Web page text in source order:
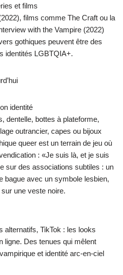
et films
films comme The Craft ou la
with the Vampire (2022)
gothiques peuvent être des
identités LGBTQIA+.
identité
dentelle, bottes à plateforme,
outrancier, capes ou bijoux
queer est un terrain de jeu où
: «Je suis là, et je suis
sur des associations subtiles : un
bague avec un symbole lesbien,
une veste noire.
alternatifs, TikTok : les looks
ligne. Des tenues qui mêlent
et identité arc-en-ciel